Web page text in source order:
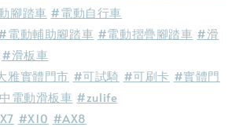
腳踏車 #電動自行車
電動輔助腳踏車 #電動摺疊腳踏車 #滑
#滑板車
雅實體門市 #可試騎 #可刷卡 #實體門
電動滑板車 #zulife
#X10 #AX8